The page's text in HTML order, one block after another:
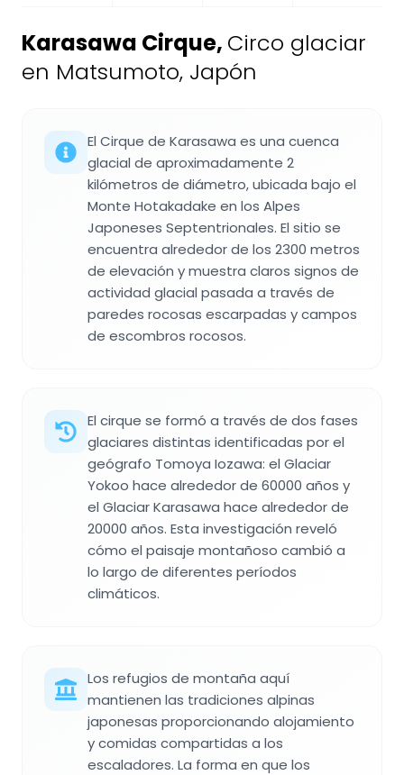
Karasawa Cirque, Circo glaciar
en Matsumoto, Japón
El Cirque de Karasawa es una cuenca
glacial de aproximadamente 2
kilómetros de diámetro, ubicada bajo el
Monte Hotakadake en los Alpes
Japoneses Septentrionales. El sitio se
encuentra alrededor de los 2300 metros
de elevación y muestra claros signos de
actividad glacial pasada a través de
paredes rocosas escarpadas y campos
de escombros rocosos.
El cirque se formó a través de dos fases
glaciares distintas identificadas por el
geógrafo Tomoya Iozawa: el Glaciar
Yokoo hace alrededor de 60000 años y
el Glaciar Karasawa hace alrededor de
20000 años. Esta investigación reveló
cómo el paisaje montañoso cambió a
lo largo de diferentes períodos
climáticos.
Los refugios de montaña aquí
mantienen las tradiciones alpinas
japonesas proporcionando alojamiento
y comidas compartidas a los
escaladores. La forma en que los